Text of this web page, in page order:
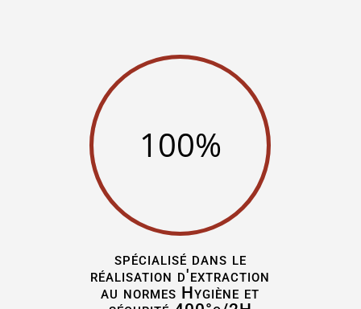
100%
spécialisé dans le
réalisation d'extraction
au normes Hygiène et